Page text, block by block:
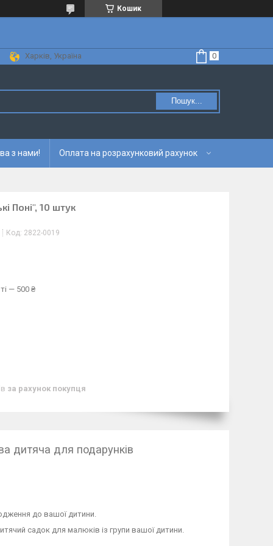
Кошик
Харків, Україна
Пошук...
з нами! Оплата на розрахунковий рахунок
Поні", 10 штук
Код: 2822-0019
— 500 ₴
за рахунок покупця
дитяча для подарунків
до вашої дитини.
садок для малюків із групи вашої дитини.